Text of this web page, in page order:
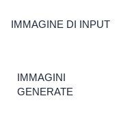
IMMAGINE DI INPUT
IMMAGINI
GENERATE